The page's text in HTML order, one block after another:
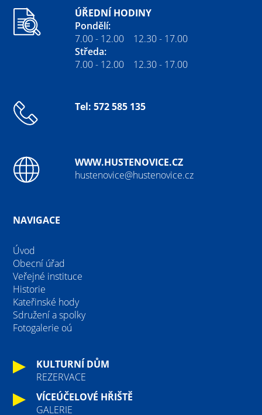
ÚŘEDNÍ HODINY
Pondělí:
7.00 - 12.00 12.30 - 17.00
Středa:
7.00 - 12.00 12.30 - 17.00
Tel: 572 585 135
WWW.HUSTENOVICE.CZ
hustenovice@hustenovice.cz
NAVIGACE
Úvod
Obecní úřad
Veřejné instituce
Historie
Kateřinské hody
Sdružení a spolky
Fotogalerie oú
KULTURNÍ DŮM
REZERVACE
VÍCEÚČELOVÉ HŘIŠTĚ
GALERIE